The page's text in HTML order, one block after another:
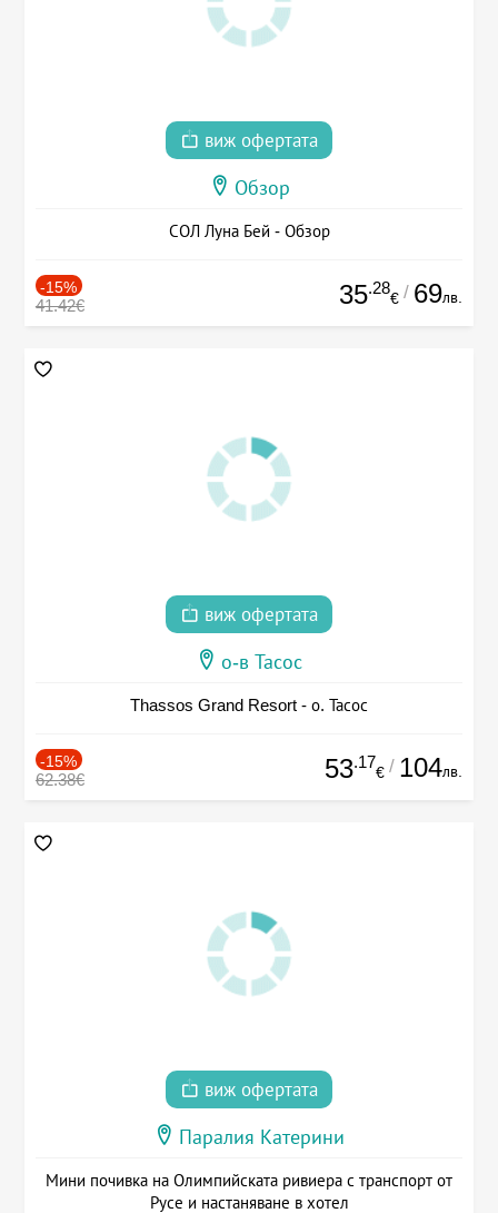
виж офертата
Обзор
СОЛ Луна Бей - Обзор
-15%
41.42€ 35.28
€ / 69лв.
виж офертата
о-в Тасос
Thassos Grand Resort - о. Тасос
-15%
62.38€ 53.17
€ / 104лв.
виж офертата
Паралия Катерини
Мини почивка на Олимпийската ривиера с транспорт от
Русе и настаняване в хотел